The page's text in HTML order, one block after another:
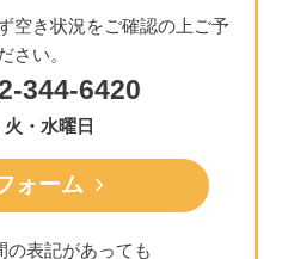
空き状況をご確認の上ご予
さい。
344-6420
・水曜日
ォーム
表記があっても